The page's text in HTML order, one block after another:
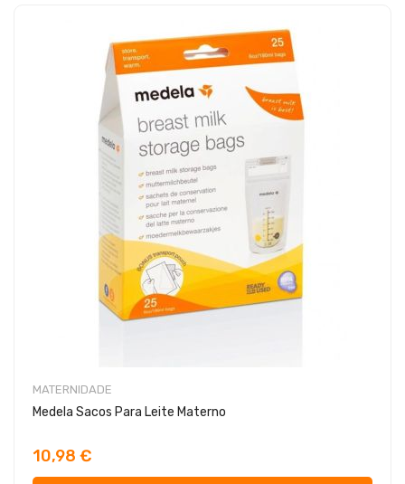
MATERNIDADE
Medela Sacos Para Leite Materno
10,98 €